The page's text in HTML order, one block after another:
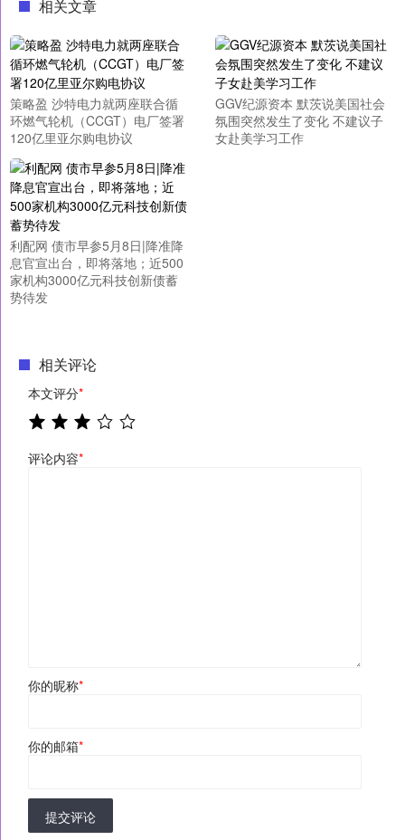
相关文章
策略盈 沙特电力就两座联合循
环燃气轮机（CCGT）电厂签署
120亿里亚尔购电协议
GGV纪源资本 默茨说美国社会
氛围突然发生了变化 不建议子
女赴美学习工作
利配网 债市早参5月8日|降准降
息官宣出台，即将落地；近500
家机构3000亿元科技创新债蓄
势待发
相关评论
本文评分*
评论内容*
你的昵称*
你的邮箱*
提交评论